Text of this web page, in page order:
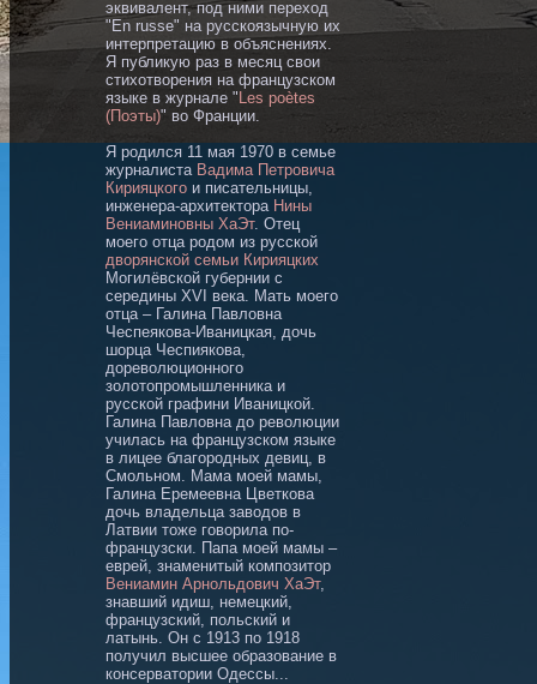
эквивалент, под ними переход
"En russe" на русскоязычную их
интерпретацию в объяснениях.
Я публикую раз в месяц свои
стихотворения на французском
языке в журнале " Les poètes
(Поэты)" во Франции.
Я родился 11 мая 1970 в семье
журналиста Вадима Петровича
Кирияцкого и писательницы,
инженера-архитектора Нины
Вениаминовны ХаЭт. Отец
моего отца родом из русской
дворянской семьи Кирияцких
Могилёвской губернии с
середины XVI века. Мать моего
отца – Галина Павловна
Чеспеякова-Иваницкая, дочь
шорца Чеспиякова,
дореволюционного
золотопромышленника и
русской графини Иваницкой.
Галина Павловна до революции
училась на французском языке
в лицее благородных девиц, в
Смольном. Мама моей мамы,
Галина Еремеевна Цветкова
дочь владельца заводов в
Латвии тоже говорила по-
французски. Папа моей мамы –
еврей, знаменитый композитор
Вениамин Арнольдович ХаЭт,
знавший идиш, немецкий,
французский, польский и
латынь. Он с 1913 по 1918
получил высшее образование в
консерватории Одессы...